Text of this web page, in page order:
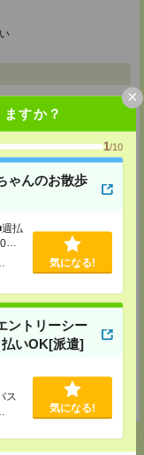
すか？
1/10
ゃんのお散歩
払
円
気になる!
ントリーシー
払いOK[派遣]
ス
気になる!
×
5F 510号室
九州ビル3F
3号室
ゼント中★